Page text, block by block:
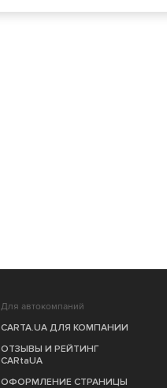
Для автокомпаний
CARTA.UA ДЛЯ КОМПАНИИ
ОТЗЫВЫ И РЕЙТИНГ
CARtaUA
ОФОРМЛЕНИЕ СТРАНИЦЫ